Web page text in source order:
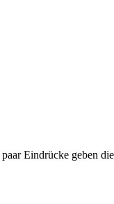
Eindrücke geben